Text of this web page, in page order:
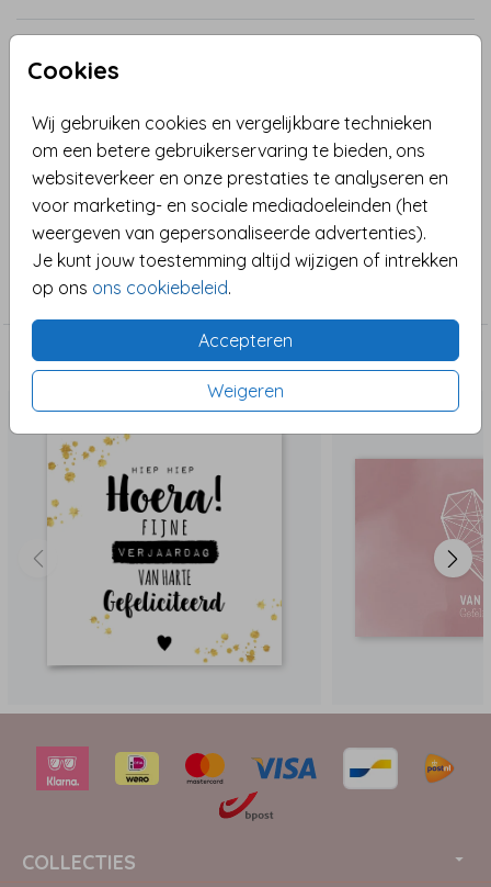
Cookies
Wij gebruiken cookies en vergelijkbare technieken
om een betere gebruikerservaring te bieden, ons
websiteverkeer en onze prestaties te analyseren en
voor marketing- en sociale mediadoeleinden (het
weergeven van gepersonaliseerde advertenties).
Je kunt jouw toestemming altijd wijzigen of intrekken
op ons ons cookiebeleid.
Accepteren
Weigeren
Productinformatie
Omschrijving
Stijlvolle verjaardagskaart voor vrouwen met een
lichtroze waterverf-print en een geometrisch hartje.
Collectie
Verjaardag
Dit vind je misschien ook leuk
COLLECTIES